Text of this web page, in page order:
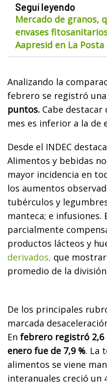
Seguí leyendo
Mercado de granos,
envases
Aapresid en La Posta
Analizando la
febrero se registró una
puntos. Cabe destacar
mes es inferior a la de
Desde el INDEC
Alimentos y bebidas
mayor incidencia en
los aumentos
tubérculos y
manteca; e infusiones.
parcialmente
productos lácteos y
derivados, que
promedio de la
De los principales
marcada
En febrero registró 2,6
enero fue de 7,9 %. La
alimentos se viene
interanuales creció un